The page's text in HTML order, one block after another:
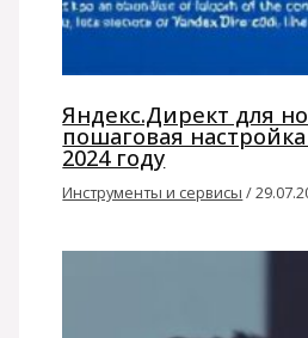
Яндекс.Директ для
пошаговая
2024 году
Инструменты и сервисы /